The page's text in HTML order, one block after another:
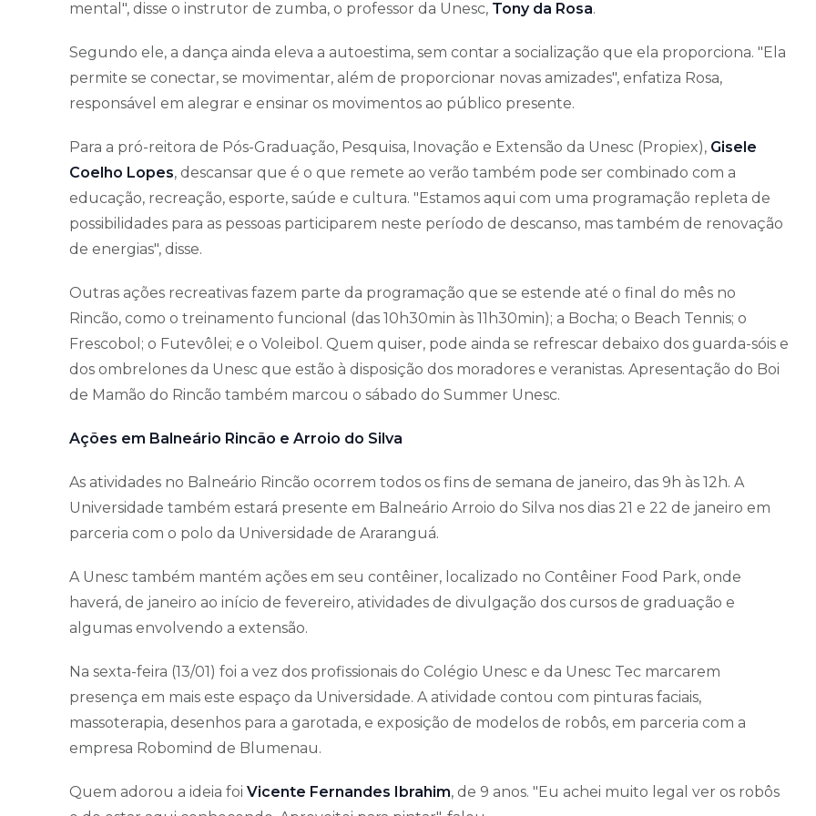
mental", disse o instrutor de zumba, o professor da Unesc, Tony da Rosa.
Segundo ele, a dança ainda eleva a autoestima, sem contar a socialização que ela proporciona. "Ela
permite se conectar, se movimentar, além de proporcionar novas amizades", enfatiza Rosa,
responsável em alegrar e ensinar os movimentos ao público presente.
Para a pró-reitora de Pós-Graduação, Pesquisa, Inovação e Extensão da Unesc (Propiex), Gisele
Coelho Lopes, descansar que é o que remete ao verão também pode ser combinado com a
educação, recreação, esporte, saúde e cultura. "Estamos aqui com uma programação repleta de
possibilidades para as pessoas participarem neste período de descanso, mas também de renovação
de energias", disse.
Outras ações recreativas fazem parte da programação que se estende até o final do mês no
Rincão, como o treinamento funcional (das 10h30min às 11h30min); a Bocha; o Beach Tennis; o
Frescobol; o Futevôlei; e o Voleibol. Quem quiser, pode ainda se refrescar debaixo dos guarda-sóis e
dos ombrelones da Unesc que estão à disposição dos moradores e veranistas. Apresentação do Boi
de Mamão do Rincão também marcou o sábado do Summer Unesc.
Ações em Balneário Rincão e Arroio do Silva
As atividades no Balneário Rincão ocorrem todos os fins de semana de janeiro, das 9h às 12h. A
Universidade também estará presente em Balneário Arroio do Silva nos dias 21 e 22 de janeiro em
parceria com o polo da Universidade de Araranguá.
A Unesc também mantém ações em seu contêiner, localizado no Contêiner Food Park, onde
haverá, de janeiro ao início de fevereiro, atividades de divulgação dos cursos de graduação e
algumas envolvendo a extensão.
Na sexta-feira (13/01) foi a vez dos profissionais do Colégio Unesc e da Unesc Tec marcarem
presença em mais este espaço da Universidade. A atividade contou com pinturas faciais,
massoterapia, desenhos para a garotada, e exposição de modelos de robôs, em parceria com a
empresa Robomind de Blumenau.
Quem adorou a ideia foi Vicente Fernandes Ibrahim, de 9 anos. "Eu achei muito legal ver os robôs